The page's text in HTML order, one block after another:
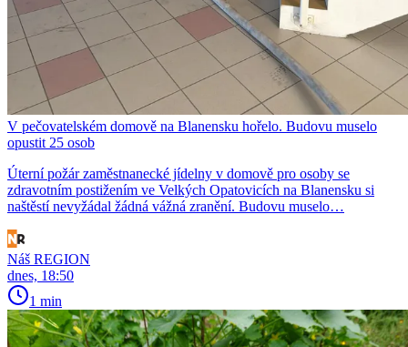
V pečovatelském domově na Blanensku hořelo. Budovu muselo
opustit 25 osob
Úterní požár zaměstnanecké jídelny v domově pro osoby se
zdravotním postižením ve Velkých Opatovicích na Blanensku si
naštěstí nevyžádal žádná vážná zranění. Budovu muselo…
Náš REGION
dnes, 18:50
1 min